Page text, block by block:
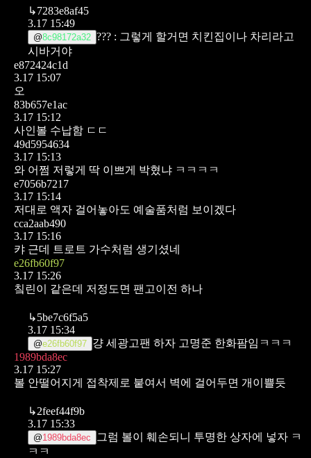
↳7283e8af45
3.17 15:49
@8c98172a32 ??? : 그렇게 할거면 치킨집이나 차리라고
시바거야
e872424c1d
3.17 15:07
오
83b657e1ac
3.17 15:12
사인볼 수납함 ㄷㄷ
49d5954634
3.17 15:13
와 어쩜 저렇게 딱 이쁘게 박혔냐 ㅋㅋㅋㅋ
e7056b7217
3.17 15:14
저대로 액자 걸어놓아도 예술품처럼 보이겠다
cca2aab490
3.17 15:16
캬 근데 트로트 가수처럼 생기셨네
e26fb60f97
3.17 15:26
칰린이 같은데 저정도면 팬고이전 하나
↳5be7c6f5a5
3.17 15:34
@e26fb60f97 걍 세광고팬 하자 고명준 한화팜임ㅋㅋㅋ
1989bda8ec
3.17 15:27
볼 안떨어지게 접착제로 붙여서 벽에 걸어두면 개이쁠듯
↳2feef44f9b
3.17 15:33
@1989bda8ec
그럼 볼이 훼손되니 투명한 상자에 넣자 ㅋ
ㅋㅋ